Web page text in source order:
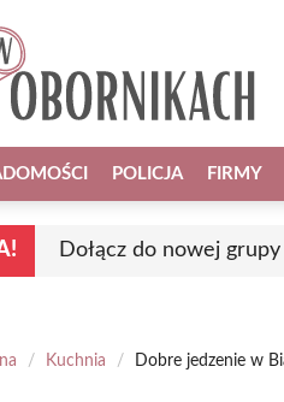
POLICJA FIRMY
Dołącz do nowej grupy
/ Kuchnia / Dobre jedzenie w